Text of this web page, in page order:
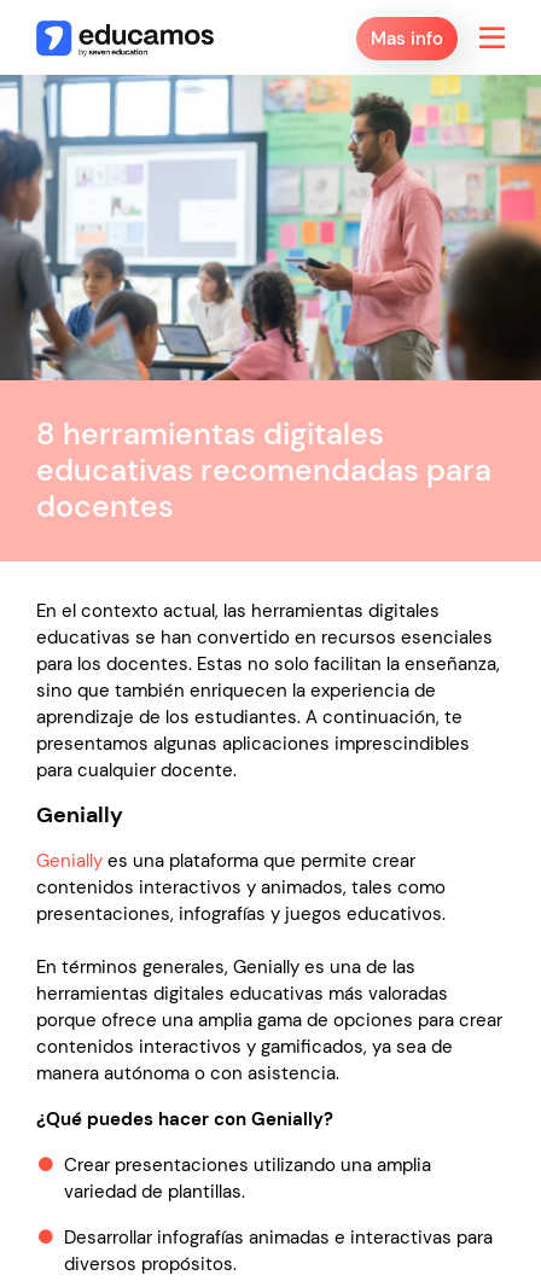
Mas info
8 herramientas digitales
educativas recomendadas para
docentes
En el contexto actual, las herramientas digitales
educativas se han convertido en recursos esenciales
para los docentes. Estas no solo facilitan la enseñanza,
sino que también enriquecen la experiencia de
aprendizaje de los estudiantes. A continuación, te
presentamos algunas aplicaciones imprescindibles
para cualquier docente.
Genially
Genially es una plataforma que permite crear
contenidos interactivos y animados, tales como
presentaciones, infografías y juegos educativos.
En términos generales, Genially es una de las
herramientas digitales educativas más valoradas
porque ofrece una amplia gama de opciones para crear
contenidos interactivos y gamificados, ya sea de
manera autónoma o con asistencia.
¿Qué puedes hacer con Genially?
Crear presentaciones utilizando una amplia
variedad de plantillas.
Desarrollar infografías animadas e interactivas para
diversos propósitos.